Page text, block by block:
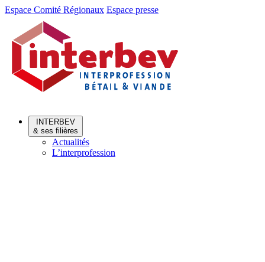
Aller
Aller
contenu
Espace Comité Régionaux Espace presse
INTERBEV
& ses filières
Actualités
L’interprofession